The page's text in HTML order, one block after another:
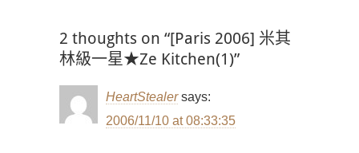
2 thoughts on “[Paris 2006] 米其
林級一星★Ze Kitchen(1)”
HeartStealer says:
2006/11/10 at 08:33:35